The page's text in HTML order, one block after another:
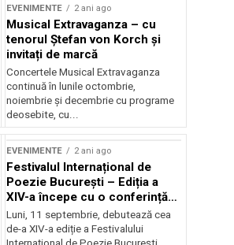
EVENIMENTE 2 ani ago
Musical Extravaganza – cu
tenorul Ștefan von Korch și
invitați de marcă
Concertele Musical Extravaganza
continuă în lunile octombrie,
noiembrie şi decembrie cu programe
deosebite, cu...
EVENIMENTE 2 ani ago
Festivalul Internațional de
Poezie București – Ediția a
XIV-a începe cu o conferință
despre limba română
susținută de Marco Lucchesi
Luni, 11 septembrie, debutează cea
de-a XIV-a ediție a Festivalului